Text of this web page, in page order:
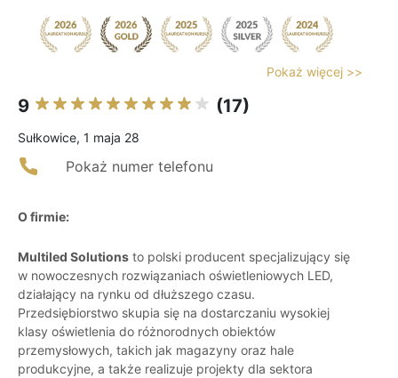
Pokaż więcej >>
9 (17)
Sułkowice, 1 maja 28
Pokaż numer telefonu
O firmie:
Multiled Solutions to polski producent specjalizujący się
w nowoczesnych rozwiązaniach oświetleniowych LED,
działający na rynku od dłuższego czasu.
Przedsiębiorstwo skupia się na dostarczaniu wysokiej
klasy oświetlenia do różnorodnych obiektów
przemysłowych, takich jak magazyny oraz hale
produkcyjne, a także realizuje projekty dla sektora